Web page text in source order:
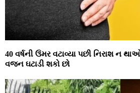
40 વર્ષની ઉંમર વટાવ્યા પછી નિરાશ ન
વજન ઘટાડી શકો છો